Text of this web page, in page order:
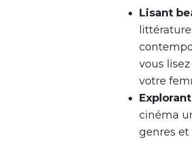
Lisant
vous
votre
cinéma
genres et